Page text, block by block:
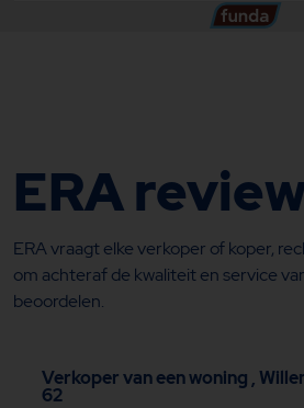
ERA
ERA vraagt elke verkoper of koper,
om achteraf de kwaliteit en service
beoordelen.
Verkoper van een woning ,
62